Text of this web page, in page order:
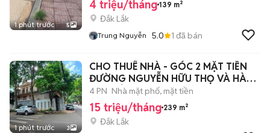
1 phút trước 5
4 triệu/tháng 139 m²
Đắk Lắk
Trung Nguyễn 5.0 1 đã bán
1 phút trước 3
CHO THUÊ NHÀ - GÓC 2 MẶT TIỀN
ĐƯỜNG NGUYỄN HỮU THỌ VÀ HÀN
MẶC TỬ
4 PN Nhà mặt phố, mặt tiền
15 triệu/tháng 239 m²
Đắk Lắk